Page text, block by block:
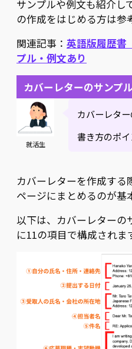
サンプルや例文も紹介し
の作成をはじめる方は参
関連記事： 英語版履歴書
プル・例文あり
カバーレターのサンプ
就活生
カバーレター
書き方のポイ
カバーレターを作成する
ページにまとめるのが基
以下は、カバーレターの
に11の項目で構成されま